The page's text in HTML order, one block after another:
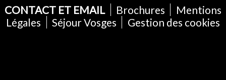
CONTACT ET EMAIL
Brochures
Mentions
Légales
Séjour Vosges Gestion des cookies